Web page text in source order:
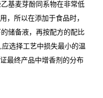
基麦芽酚同系物在非常低
，所以在添加于食品时，
储备液，再按配方的配比
选择工艺中损失最小的温
最终产品中增香剂的分布